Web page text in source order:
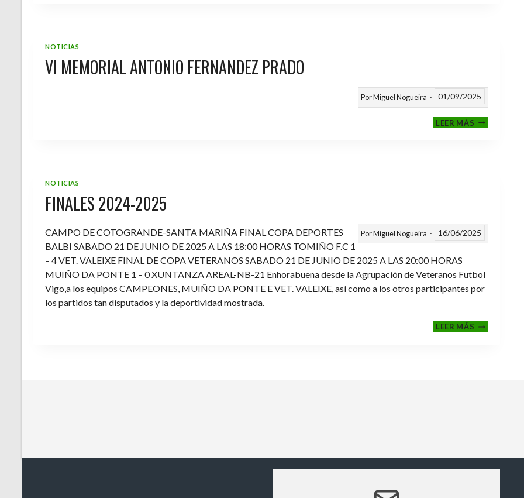
NOTICIAS
VI MEMORIAL ANTONIO FERNANDEZ PRADO
PorMiguel Nogueira 01/09/2025
LEER MÁSVI
MEMORIAL
NOTICIAS
FINALES 2024-2025
PorMiguel Nogueira 16/06/2025
CAMPO DE COTOGRANDE-SANTA MARIÑA FINAL COPA DEPORTES
BALBI SABADO 21 DE JUNIO DE 2025 A LAS 18:00 HORAS TOMIÑO F.C 1
– 4 VET. VALEIXE FINAL DE COPA VETERANOS SABADO 21 DE JUNIO DE 2025 A LAS 20:00 HORAS
MUIÑO DA PONTE 1 – 0 XUNTANZA AREAL-NB-21 Enhorabuena desde la Agrupación de Veteranos Futbol
Vigo,a los equipos CAMPEONES, MUIÑO DA PONTE E VET. VALEIXE, así como a los otros participantes por
los partidos tan disputados y la deportividad mostrada.
LEER MÁSFINALES
2024-